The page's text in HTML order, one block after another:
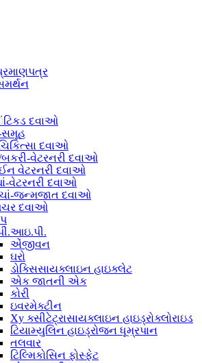
દવાઓ
સમૂહ
દવાઓ
બકરી-વેટરનરી દવાઓ
વેટરનરી દવાઓ
વેટરનરી દવાઓ
જન્મજાત દવાઓ
દવાઓ
એંજીવન
ઘરો
ડોક્સિસાયક્લાઇન હાઇક્લેટ
એક જાતની એક
કોરી
ઇવરમેક્ટીન
Xy ક્સીટેટ્રાસાયક્લાઇન હાઇડ્રોક્લોરાઇડ
ટિયામ્યુલિન હાઇડ્રોજન ધૂમ્રપાન
તલવાર
ટિલ્મિકોસિન ફોસ્ફેટ